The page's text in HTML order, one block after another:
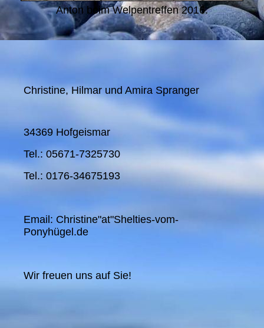
Anton beim Welpentreffen 2016.
Christine, Hilmar und Amira Spranger
34369 Hofgeismar
Tel.: 05671-7325730
Tel.: 0176-34675193
Email: Christine"at"Shelties-vom-
Ponyhügel.de
Wir freuen uns auf Sie!